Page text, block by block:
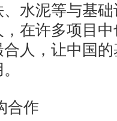
水泥等与基
在许多项目
人，让中国
合作